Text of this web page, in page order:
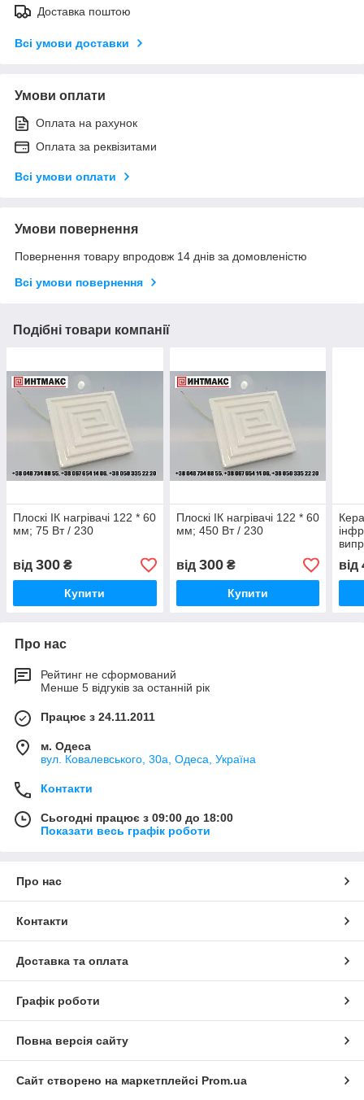
Доставка поштою
Всі умови доставки
Умови оплати
Оплата на рахунок
Оплата за реквізитами
Всі умови оплати
Умови повернення
Повернення товару впродовж 14 днів за домовленістю
Всі умови повернення
Подібні товари компанії
Плоскі ІК нагрівачі 122 * 60
мм; 75 Вт / 230
від 300 ₴
Купити
Плоскі ІК нагрівачі 122 * 60
мм; 450 Вт / 230
від 300₴
Купити
від
Про нас
Рейтинг не сформований
Менше 5 відгуків за останній рік
Працює з 24.11.2011
м. Одеса
вул. Ковалевського, 30а, Одеса, Україна
Контакти
Сьогодні працює з 09:00 до 18:00
Показати весь графік роботи
Про нас
Контакти
Доставка та оплата
Графік роботи
Повна версія сайту
Сайт створено на маркетплейсі Prom.ua